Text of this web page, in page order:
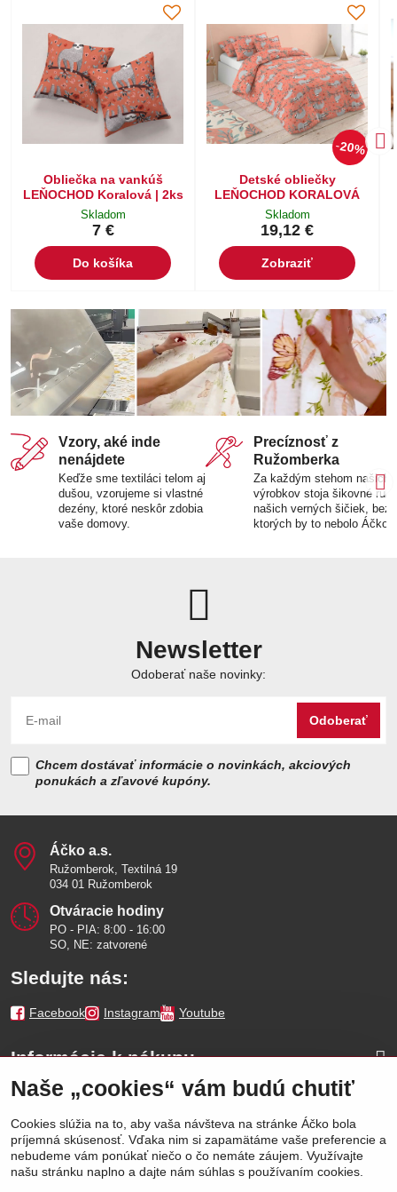
Obliečka na vankúš
LEŇOCHOD Koralová | 2ks
Skladom
7 €
Do košíka
20%
Detské obliečky
LEŇOCHOD KORALOVÁ
Skladom
19,12 €
Zobraziť
Vzory, aké inde
nenájdete
Keďže sme textiláci telom aj
dušou, vzorujeme si vlastné
dezény, ktoré neskôr zdobia
vaše domovy.
Precíznosť z
Ružomberka
Za každým stehom našich
výrobkov stoja šikovné ruky
našich verných šičiek, bez
ktorých by to nebolo Áčko.
Newsletter
Odoberať naše novinky:
Odoberať
Chcem dostávať informácie o novinkách, akciových
ponukách a zľavové kupóny.
Áčko a​.s​.
Ružomberok, Textilná 19
034 01 Ružomberok
Otváracie hodiny
PO - PIA: 8:00 - 16:00
SO, NE: zatvorené
Sledujte nás:
Facebook Instagram Youtube
Informácie k nákupu
Naše značky
Výhody
Naše „cookies“ vám budú chutiť
Cookies slúžia na to, aby vaša návšteva na stránke Áčko bola
príjemná skúsenosť. Vďaka nim si zapamätáme vaše preferencie a
nebudeme vám ponúkať niečo o čo nemáte záujem. Využívajte
našu stránku naplno a dajte nám súhlas s používaním cookies.